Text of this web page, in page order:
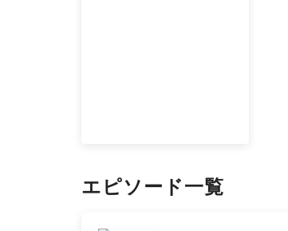
エピソード一覧